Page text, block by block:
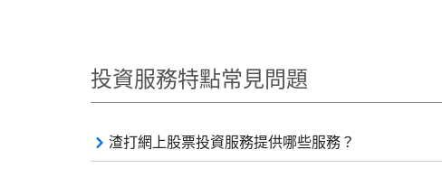
投資服務特點常見問題
渣打網上股票投資服務提供哪些服務？